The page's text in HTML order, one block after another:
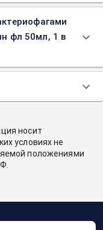
фл 50мл, 1 в
носит
условиях не
положениями